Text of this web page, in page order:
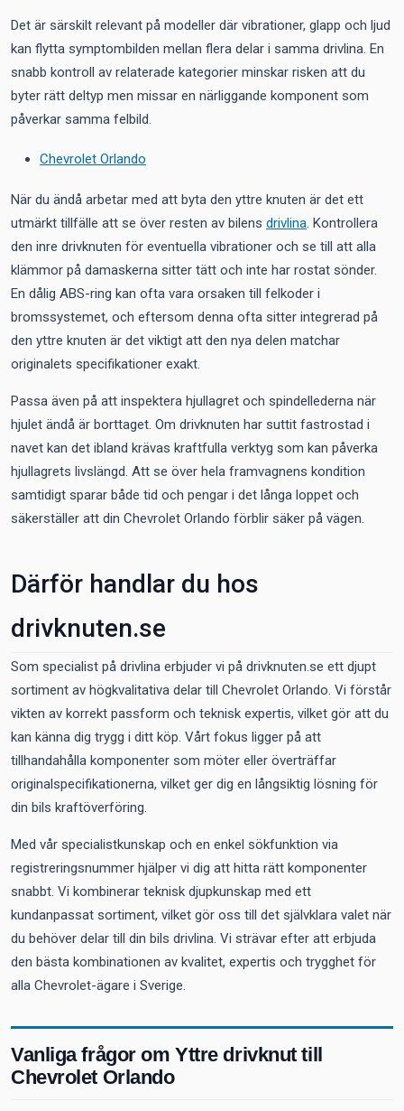
Det är särskilt relevant på modeller där vibrationer, glapp och ljud
kan flytta symptombilden mellan flera delar i samma drivlina. En
snabb kontroll av relaterade kategorier minskar risken att du
byter rätt deltyp men missar en närliggande komponent som
påverkar samma felbild.
Chevrolet Orlando
När du ändå arbetar med att byta den yttre knuten är det ett
utmärkt tillfälle att se över resten av bilens drivlina. Kontrollera
den inre drivknuten för eventuella vibrationer och se till att alla
klämmor på damaskerna sitter tätt och inte har rostat sönder.
En dålig ABS-ring kan ofta vara orsaken till felkoder i
bromssystemet, och eftersom denna ofta sitter integrerad på
den yttre knuten är det viktigt att den nya delen matchar
originalets specifikationer exakt.
Passa även på att inspektera hjullagret och spindellederna när
hjulet ändå är borttaget. Om drivknuten har suttit fastrostad i
navet kan det ibland krävas kraftfulla verktyg som kan påverka
hjullagrets livslängd. Att se över hela framvagnens kondition
samtidigt sparar både tid och pengar i det långa loppet och
säkerställer att din Chevrolet Orlando förblir säker på vägen.
Därför handlar du hos
drivknuten.se
Som specialist på drivlina erbjuder vi på drivknuten.se ett djupt
sortiment av högkvalitativa delar till Chevrolet Orlando. Vi förstår
vikten av korrekt passform och teknisk expertis, vilket gör att du
kan känna dig trygg i ditt köp. Vårt fokus ligger på att
tillhandahålla komponenter som möter eller överträffar
originalspecifikationerna, vilket ger dig en långsiktig lösning för
din bils kraftöverföring.
Med vår specialistkunskap och en enkel sökfunktion via
registreringsnummer hjälper vi dig att hitta rätt komponenter
snabbt. Vi kombinerar teknisk djupkunskap med ett
kundanpassat sortiment, vilket gör oss till det självklara valet när
du behöver delar till din bils drivlina. Vi strävar efter att erbjuda
den bästa kombinationen av kvalitet, expertis och trygghet för
alla Chevrolet-ägare i Sverige.
Vanliga frågor om Yttre drivknut till
Chevrolet Orlando